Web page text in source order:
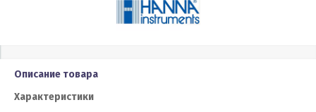
Описание товара
Характеристики